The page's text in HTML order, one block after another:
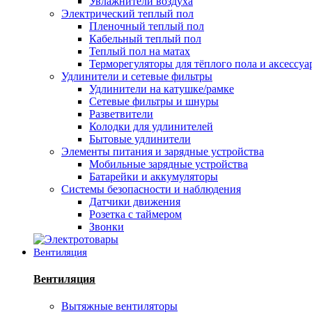
Электрический теплый пол
Пленочный теплый пол
Кабельный теплый пол
Теплый пол на матах
Терморегуляторы для тёплого пола и
Удлинители и сетевые фильтры
Удлинители на катушке/рамке
Сетевые фильтры и шнуры
Разветвители
Колодки для удлинителей
Бытовые удлинители
Элементы питания и зарядные устройства
Мобильные зарядные устройства
Батарейки и аккумуляторы
Системы безопасности и наблюдения
Датчики движения
Розетка с таймером
Звонки
Вентиляция
Вентиляция
Вытяжные вентиляторы